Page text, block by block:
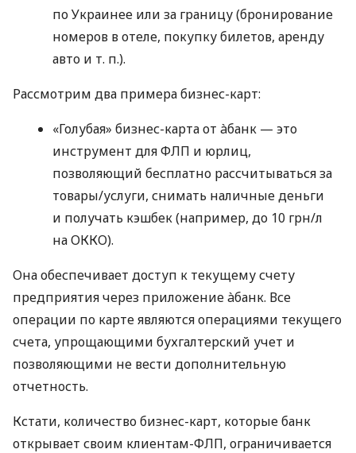
по Украинее или за границу (бронирование
номеров в отеле, покупку билетов, аренду
авто и т. п.).
Рассмотрим два примера бизнес-карт:
«Голубая» бизнес-карта от àбанк — это
инструмент для ФЛП и юрлиц,
позволяющий бесплатно рассчитываться за
товары/услуги, снимать наличные деньги
и получать кэшбек (например, до 10 грн/л
на ОККО).
Она обеспечивает доступ к текущему счету
предприятия через приложение àбанк. Все
операции по карте являются операциями текущего
счета, упрощающими бухгалтерский учет и
позволяющими не вести дополнительную
отчетность.
Кстати, количество бизнес-карт, которые банк
открывает своим клиентам-ФЛП, ограничивается